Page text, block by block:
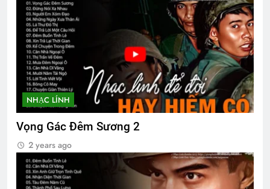
NHẠC LÍNH
Vọng Gác Đêm Sương 2
2 years ago